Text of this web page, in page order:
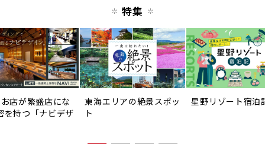
特集
店が繁盛店にな
を持つ「ナビデザ
東海エリアの絶景スポッ
ト
星野リゾート宿泊